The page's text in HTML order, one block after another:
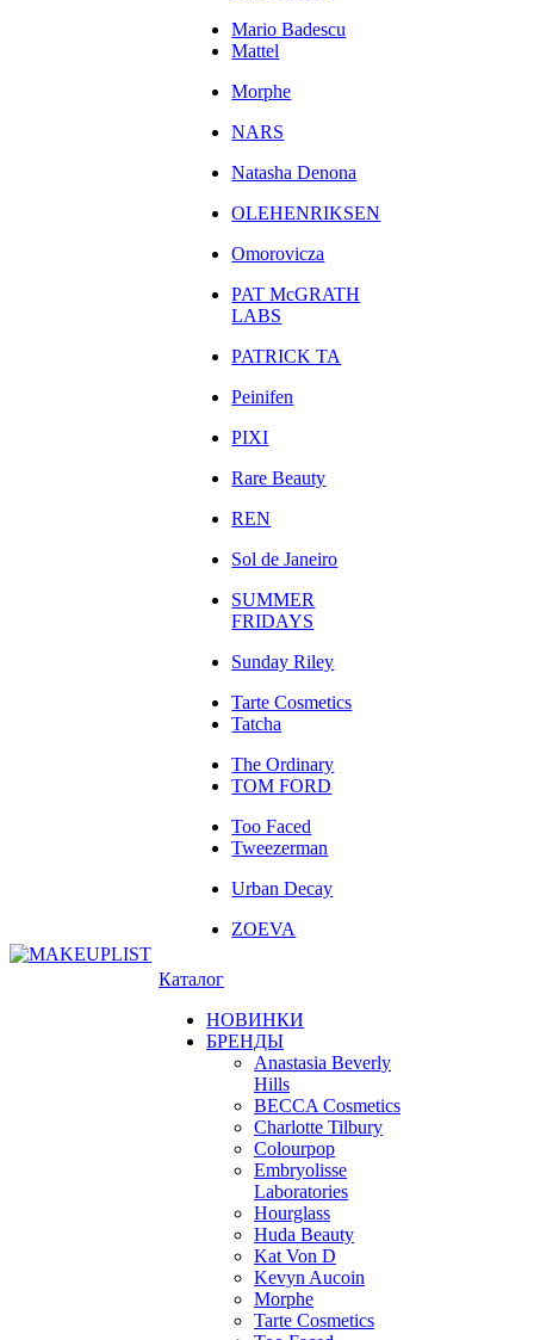
Mario Badescu
Mattel
Morphe
NARS
Natasha Denona
OLEHENRIKSEN
Omorovicza
PAT McGRATH
LABS
PATRICK TA
Peinifen
PIXI
Rare Beauty
REN
Sol de Janeiro
SUMMER
FRIDAYS
Sunday Riley
Tarte Cosmetics
Tatcha
The Ordinary
TOM FORD
Too Faced
Tweezerman
Urban Decay
ZOEVA
Каталог
НОВИНКИ
БРЕНДЫ
Anastasia Beverly
Hills
BECCA Cosmetics
Charlotte Tilbury
Colourpop
Embryolisse
Laboratories
Hourglass
Huda Beauty
Kat Von D
Kevyn Aucoin
Morphe
Tarte Cosmetics